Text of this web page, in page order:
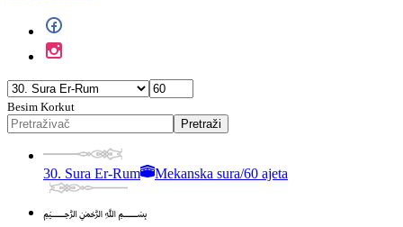
Besim Korkut
Pretraži
30. Sura Er-Rum Mekanska sura/60 ajeta
﷽